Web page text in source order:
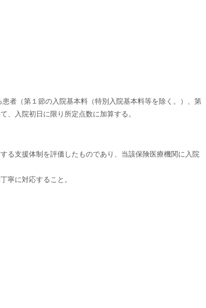
者（第１節の入院基本料（特別入院基本料等を除く。）、第
、入院初日に限り所定点数に加算する。
る支援体制を評価したものであり、当該保険医療機関に入院
寧に対応すること。